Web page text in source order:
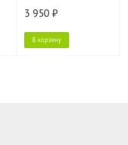
3 950 ₽
В корзину